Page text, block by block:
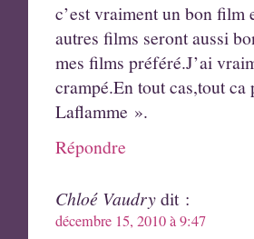
c’est vraiment un bon film
autres films seront aussi
mes films préféré.J’ai
crampé.En tout cas,tout
Laflamme ».
Répondre
Chloé Vaudrydit :
décembre 15, 2010 à 9:47